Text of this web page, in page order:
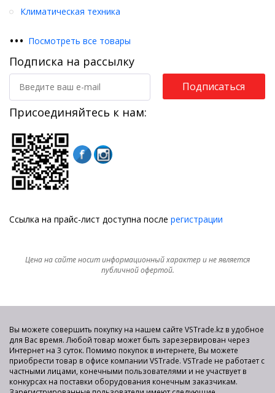
Климатическая техника
••• Посмотреть все товары
Подписка на рассылку
Подписаться
Присоединяйтесь к нам:
Ссылка на прайс-лист доступна после регистрации
Цена на сайте носит информационный характер и не является
публичной офертой.
Вы можете совершить покупку на нашем сайте VSTrade.kz в удобное
для Вас время. Любой товар может быть зарезервирован через
Интернет на 3 суток. Помимо покупок в интернете, Вы можете
приобрести товар в офисе компании VSTrade. VSTrade не работает с
частными лицами, конечными пользователями и не участвует в
конкурсах на поставки оборудования конечным заказчикам.